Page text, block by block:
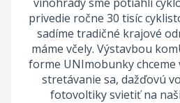
privedie ročne 30 tisíc
sadíme tradičné krajové
máme včely. Výstavbou
forme UNImobunky
stretávanie sa, dažďovú
fotovoltiky svietiť na